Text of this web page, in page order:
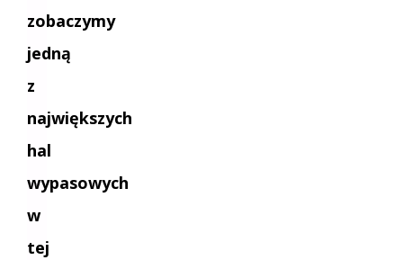
zobaczymy
jedną
z
największych
hal
wypasowych
w
tej